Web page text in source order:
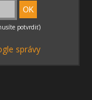
správy